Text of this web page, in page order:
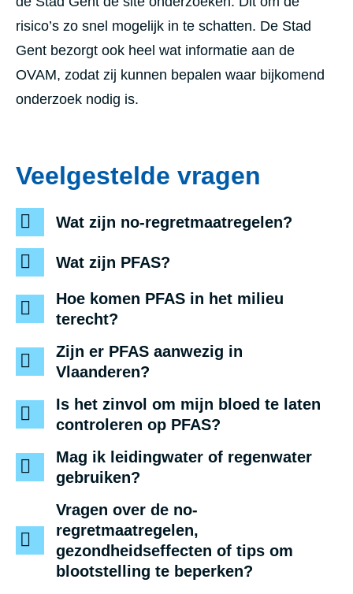
risico’s zo snel mogelijk in te schatten. De Stad
Gent bezorgt ook heel wat informatie aan de
OVAM, zodat zij kunnen bepalen waar bijkomend
onderzoek nodig is.
Veelgestelde vragen
Wat zijn no-regretmaatregelen?
Wat zijn PFAS?
Hoe komen PFAS in het milieu
terecht?
Zijn er PFAS aanwezig in
Vlaanderen?
Is het zinvol om mijn bloed te laten
controleren op PFAS?
Mag ik leidingwater of regenwater
gebruiken?
Vragen over de no-
regretmaatregelen,
gezondheidseffecten of tips om
blootstelling te beperken?